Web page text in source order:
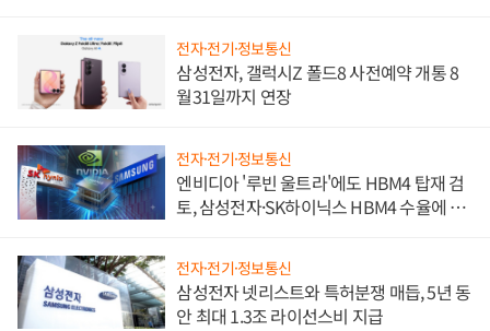
전자·전기·정보통신
삼성전자, 갤럭시Z 폴드8 사전예약 개통 8
월31일까지 연장
전자·전기·정보통신
엔비디아 '루빈 울트라'에도 HBM4 탑재 검
토, 삼성전자·SK하이닉스 HBM4 수율에 주
전자·전기·정보통신
삼성전자 넷리스트와 특허분쟁 매듭, 5년 동
안 최대 1.3조 라이선스비 지급